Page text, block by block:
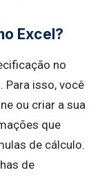
Excel?
no
Para isso, você
ou criar a sua
que
de cálculo.
de